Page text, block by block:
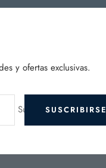
y ofertas exclusivas.
Su e-mailSUSCRIBIRSE